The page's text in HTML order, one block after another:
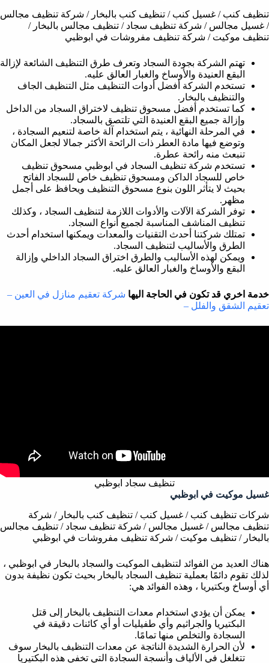
تنظيف كنب / غسيل كنب / تنظيف كنب بالبخار / شركة تنظيف مجالس
/ غسيل مجالس / شركة تنظيف سجاد / تنظيف مجالس بالبخار /
تنظيف موكيت / شركة تنظيف مفروشات في ابوظبي
تهتم الشركة بجودة السجاد وتعرف طرق التنظيف الشائعة لإزالة
البقع العنيدة والأوساخ والغبار العالق عليه.
تستخدم الشركة أفضل أدوات التنظيف مثل التنظيف الجاف
والتنظيف بالبخار.
كما تستخدم أفضل مسحوق تنظيف لاختراق السجاد من الداخل
وإزالة جميع البقع العنيدة التي تلتصق بالسجاد.
في المرحلة النهائية ، يتم استخدام آلة خاصة لتنعيم السجادة ،
وتوضع فيها مادة العطر ذات الرائحة الأكثر جمالا لجعل المكان
تنبعث منه رائحة عطرة.
تستخدم شركة تنظيف السجاد في ابوظبي مسحوق تنظيف
خاص للسجاد الداكن ومسحوق تنظيف خاص للسجاد الفاتح
بحيث لا يتأثر اللون بنوع مسحوق التنظيف ويحافظ على أجمل
مظهر.
توفر الشركة الآلات والأدوات اللازمة لتنظيف السجاد ، وكذلك
تنظيف المناشف المناسبة لجميع أنواع السجاد.
تمتلك شركتنا أحدث التقنيات والمعدات ويمكنها استخدام أحدث
الطرق والأساليب لتنظيف السجاد.
ويمكن لهذه الأساليب والطرق اختراق السجاد الداخلي وإزالة
البقع والأوساخ والغبار العالق عليه.
خدمة اخري قد تكون في الحاجة اليها شركة تعقيم منازل في العين –
تعقيم الشقق والفلل –
تنظيف سجاد ابوظبي
غسيل موكيت في ابوظبي
شركات تنظيف كنب / غسيل كنب / تنظيف كنب بالبخار / شركة
تنظيف مجالس / غسيل مجالس / شركة تنظيف سجاد / تنظيف مجالس
بالبخار / تنظيف موكيت / شركة تنظيف مفروشات في ابوظبي
هناك العديد من الفوائد لتنظيف الموكيت والسجاد بالبخار في ابوظبي ،
لذلك تقوم دائمًا بعملية تنظيف السجاد بالبخار بحيث تكون نظيفة بدون
أي أوساخ وبكتيريا ، وهذه الفوائد هي:
يمكن أن يؤدي استخدام معدات التنظيف بالبخار إلى قتل
البكتيريا والجراثيم وأي طفيليات أو أي كائنات دقيقة في
السجادة والتخلص منها تمامًا.
لأن الحرارة الشديدة الناتجة عن معدات التنظيف بالبخار سوف
تتغلغل في الألياف وأنسجة السجادة التي تخفي هذه البكتيريا